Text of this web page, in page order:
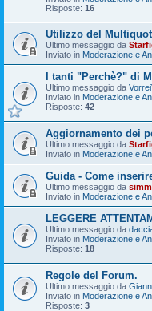
Risposte: 16
Utilizzo del
Ultimo messaggio da
Inviato in Moderazione e
I tanti "Perchè?" di
Ultimo messaggio da
Inviato in Moderazione e
Risposte: 42
Aggiornamento dei
Ultimo messaggio da
Inviato in Moderazione e
Guida - Come
Ultimo messaggio da
Inviato in Moderazione e
LEGGERE
Ultimo messaggio da
Inviato in Moderazione e
Risposte: 18
Regole del Forum.
Ultimo messaggio da
Inviato in Moderazione e
Risposte: 3